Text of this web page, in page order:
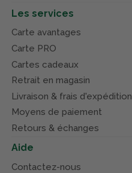
Les services
Carte avantages
Carte PRO
Cartes cadeaux
Retrait en magasin
Livraison & frais d'expédition
Moyens de paiement
Retours & échanges
Aide
Contactez-nous